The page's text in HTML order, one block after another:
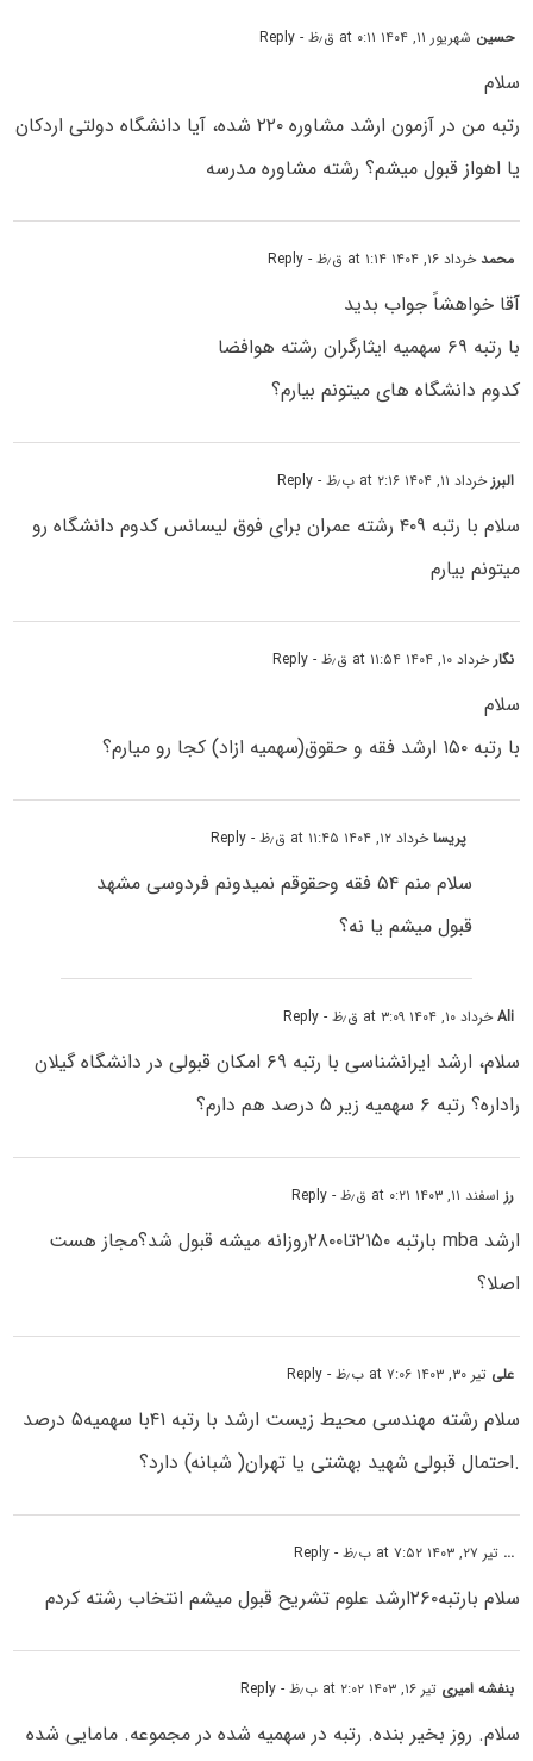
حسین شهریور ۱۱, ۱۴۰۴ at ۰:۱۱ ق٫ظ - Reply
سلام
رتبه من در آزمون ارشد مشاوره ۲۲۰ شده، آیا دانشگاه دولتی اردکان
یا اهواز قبول میشم؟ رشته مشاوره مدرسه
محمدخرداد ۱۶, ۱۴۰۴ at ۱:۱۴ ق٫ظ - Reply
آقا خواهشاً جواب بدید
با رتبه ۶۹ سهمیه ایثارگران رشته هوافضا
کدوم دانشگاه های میتونم بیارم؟
البرزخرداد ۱۱, ۱۴۰۴ at ۲:۱۶ ب٫ظ - Reply
سلام با رتبه ۴۰۹ رشته عمران برای فوق لیسانس کدوم دانشگاه رو
میتونم بیارم
نگارخرداد ۱۰, ۱۴۰۴ at ۱۱:۵۴ ق٫ظ - Reply
سلام
با رتبه ۱۵۰ ارشد فقه و حقوق(سهمیه ازاد) کجا رو میارم؟
پریساخرداد ۱۲, ۱۴۰۴ at ۱۱:۴۵ ق٫ظ - Reply
سلام منم ۵۴ فقه وحقوقم نمیدونم فردوسی مشهد
قبول میشم یا نه؟
Aliخرداد ۱۰, ۱۴۰۴ at ۳:۰۹ ق٫ظ - Reply
سلام، ارشد ایرانشناسی با رتبه ۶۹ امکان قبولی در دانشگاه گیلان
راداره؟ رتبه ۶ سهمیه زیر ۵ درصد هم دارم؟
رزاسفند ۱۱, ۱۴۰۳ at ۰:۲۱ ق٫ظ - Reply
ارشد mba بارتبه ۲۱۵۰تا۲۸۰۰روزانه میشه قبول شد؟مجاز هست
اصلا؟
علی تیر ۳۰, ۱۴۰۳ at ۷:۰۶ ب٫ظ - Reply
سلام رشته مهندسی محیط زیست ارشد با رتبه ۴۱با سهمیه۵ درصد
.احتمال قبولی شهید بهشتی یا تهران( شبانه) دارد؟
... تیر ۲۷, ۱۴۰۳ at ۷:۵۲ ب٫ظ - Reply
سلام بارتبه۲۶۰ارشد علوم تشریح قبول میشم انتخاب رشته کردم
بنفشه امیری تیر ۱۶, ۱۴۰۳ at ۲:۰۲ ب٫ظ - Reply
سلام. روز بخیر بنده. رتبه در سهمیه شده در مجموعه. مامایی شده